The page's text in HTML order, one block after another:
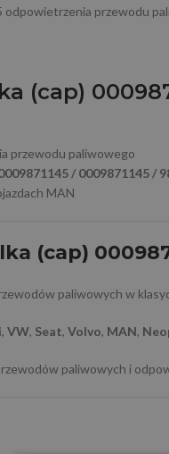
odpowietrzenia przewodu
(cap)
przewodu paliwowego
/ 0009871145 /
MAN
(cap)
paliwowych w
, VW, Seat, Volvo, MAN,
paliwowych i